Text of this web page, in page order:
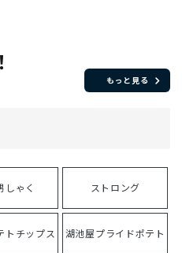
もっと見る
しゃく ストロング
トチップス 湖池屋プライドポテト